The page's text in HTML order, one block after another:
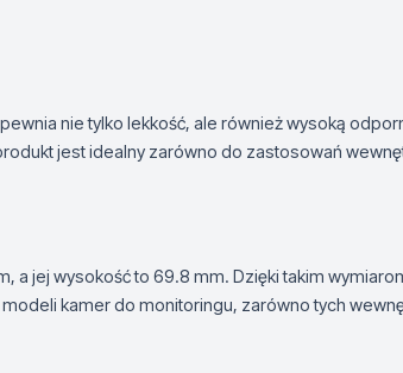
nie tylko lekkość, ale również wysoką
jest idealny zarówno do zastosowań
a jej wysokość to 69.8 mm. Dzięki takim
kamer do monitoringu, zarówno tych